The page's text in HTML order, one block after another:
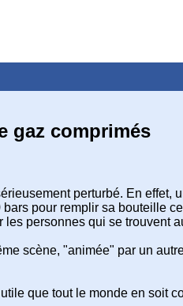
gaz comprimés
perturbé. En
pour remplir sa bouteille
personnes qui se trouvent
scène, "animée" par un
que tout le monde en soit